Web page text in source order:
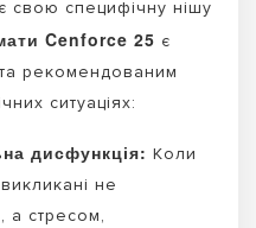
свою специфічну нішу
Cenforce 25 є
рекомендованим
ситуаціях:
дисфункція: Коли
не
а стресом,